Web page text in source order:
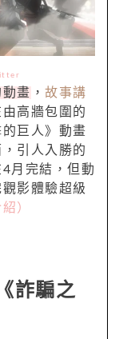
畫 ， 故事講
由高牆包圍的
巨人》動畫
引人入勝的
月完結，但動
影體驗超級
）
《詐騙之